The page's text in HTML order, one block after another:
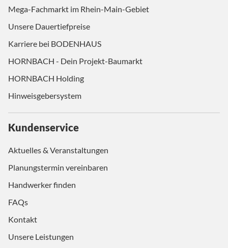
Mega-Fachmarkt im Rhein-Main-Gebiet
Unsere Dauertiefpreise
Karriere bei BODENHAUS
HORNBACH - Dein Projekt-Baumarkt
HORNBACH Holding
Hinweisgebersystem
Kundenservice
Aktuelles & Veranstaltungen
Planungstermin vereinbaren
Handwerker finden
FAQs
Kontakt
Unsere Leistungen